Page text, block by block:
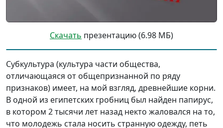
Скачать презентацию (6.98 МБ)
Субкультура (культура части общества,
отличающаяся от общепризнанной по ряду
признаков) имеет, на мой взгляд, древнейшие корни.
В одной из египетских гробниц был найден папирус,
в котором 2 тысячи лет назад некто жаловался на то,
что молодежь стала носить странную одежду, петь